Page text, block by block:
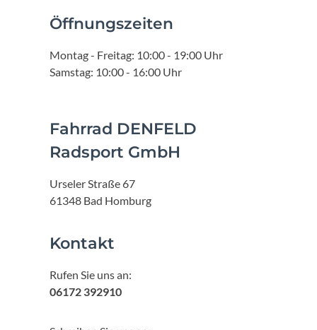
Öffnungszeiten
Montag - Freitag: 10:00 - 19:00 Uhr
Samstag: 10:00 - 16:00 Uhr
Fahrrad DENFELD
Radsport GmbH
Urseler Straße 67
61348 Bad Homburg
Kontakt
Rufen Sie uns an:
06172 392910